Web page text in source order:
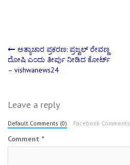
Post
navigation
ಅತ್ಯಾಚಾರ ಪ್ರಕರಣ: ಪ್ರಜ್ವಲ್ ರೇವಣ್ಣ
ದೋಷಿ ಎಂದು ತೀರ್ಪು ನೀಡಿದ ಕೋರ್ಟ್‌
– vishwanews24
Leave a reply
Default Comments (0) Facebook Comments
Comment *